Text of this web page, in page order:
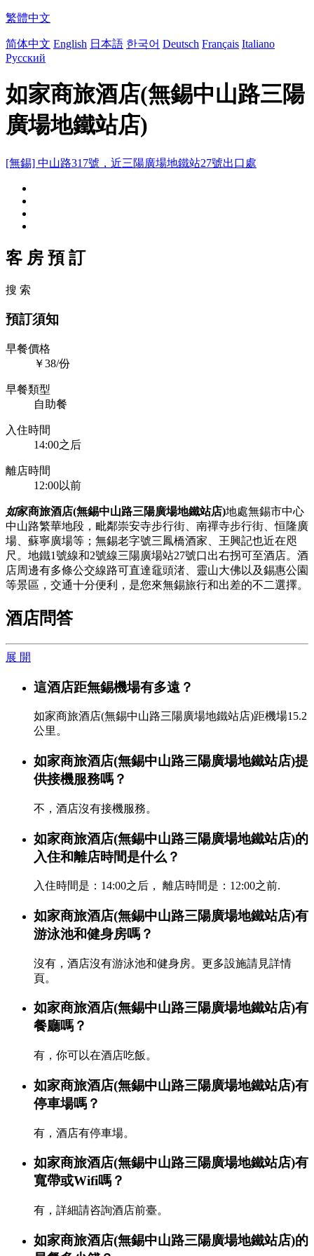
繁體中文
简体中文 English 日本語 한국어 Deutsch Français Italiano
Русский
如家商旅酒店(無錫中山路三陽
廣場地鐵站店)
[無錫] 中山路317號，近三陽廣場地鐵站27號出口處
客 房 預 訂
搜 索
預訂須知
早餐價格
￥38/份
早餐類型
自助餐
入住時間
14:00之后
離店時間
12:00以前
如家商旅酒店(無錫中山路三陽廣場地鐵站店)地處無錫市中心
中山路繁華地段，毗鄰崇安寺步行街、南禪寺步行街、恒隆廣
場、蘇寧廣場等；無錫老字號三鳳橋酒家、王興記也近在咫
尺。地鐵1號線和2號線三陽廣場站27號口出右拐可至酒店。酒
店周邊有多條公交線路可直達黿頭渚、靈山大佛以及錫惠公園
等景區，交通十分便利，是您來無錫旅行和出差的不二選擇。
酒店問答
展 開
這酒店距無錫機場有多遠？
如家商旅酒店(無錫中山路三陽廣場地鐵站店)距機場15.2
公里。
如家商旅酒店(無錫中山路三陽廣場地鐵站店)提
供接機服務嗎？
不，酒店沒有接機服務。
如家商旅酒店(無錫中山路三陽廣場地鐵站店)的
入住和離店時間是什么？
入住時間是：14:00之后， 離店時間是：12:00之前.
如家商旅酒店(無錫中山路三陽廣場地鐵站店)有
游泳池和健身房嗎？
沒有，酒店沒有游泳池和健身房。更多設施請見詳情
頁。
如家商旅酒店(無錫中山路三陽廣場地鐵站店)有
餐廳嗎？
有，你可以在酒店吃飯。
如家商旅酒店(無錫中山路三陽廣場地鐵站店)有
停車場嗎？
有，酒店有停車場。
如家商旅酒店(無錫中山路三陽廣場地鐵站店)有
寬帶或Wifi嗎？
有，詳細請咨詢酒店前臺。
如家商旅酒店(無錫中山路三陽廣場地鐵站店)的